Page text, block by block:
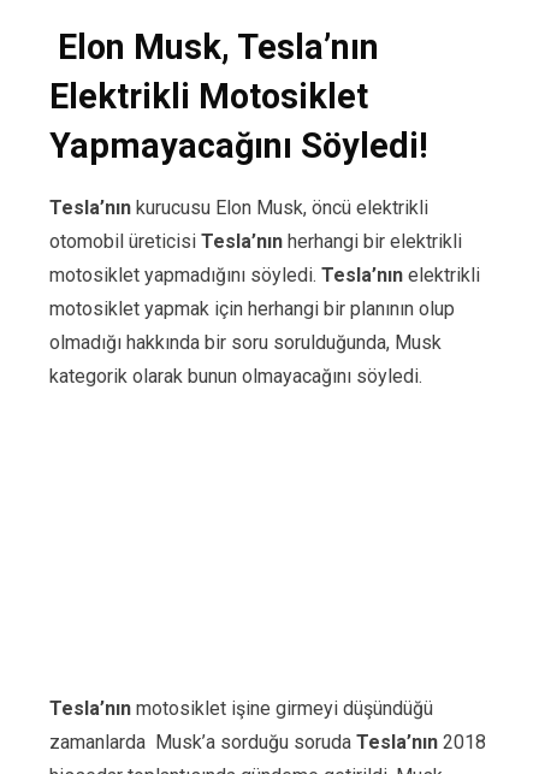
Elon Musk, Tesla’nın
Elektrikli Motosiklet
Yapmayacağını Söyledi!
Tesla’nınkurucusu Elon Musk, öncü elektrikli
otomobil üreticisi Tesla’nınherhangi bir elektrikli
motosiklet yapmadığını söyledi. Tesla’nınelektrikli
motosiklet yapmak için herhangi bir planının olup
olmadığı hakkında bir soru sorulduğunda, Musk
kategorik olarak bunun olmayacağını söyledi.
Tesla’nınmotosiklet işine girmeyi düşündüğü
zamanlarda Musk’a sorduğu soruda Tesla’nın2018